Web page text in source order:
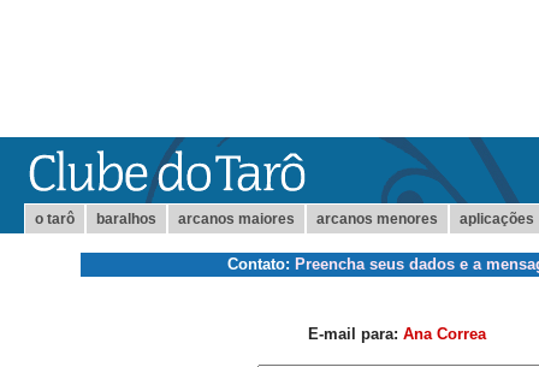
o tarô baralhos arcanos maiores arcanos menores aplicações
Contato: Preencha seus dados e a
E-mail para: Ana Correa